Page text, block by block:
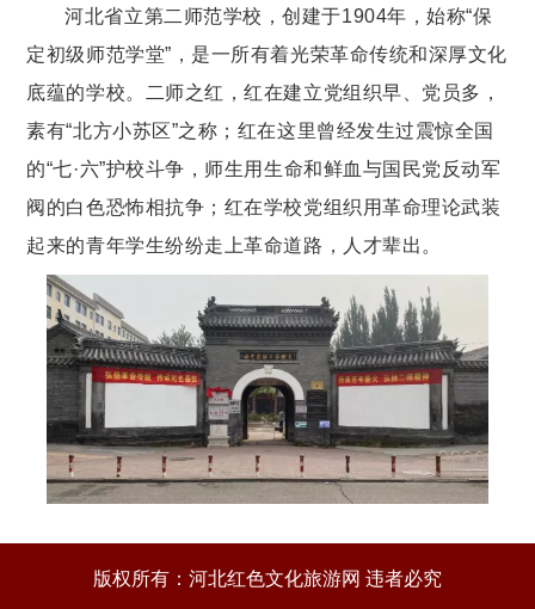
河北省立第二师范学校，创建于1904年，始称“保
定初级师范学堂”，是一所有着光荣革命传统和深厚文化
底蕴的学校。二师之红，红在建立党组织早、党员多，
素有“北方小苏区”之称；红在这里曾经发生过震惊全国
的“七·六”护校斗争，师生用生命和鲜血与国民党反动军
阀的白色恐怖相抗争；红在学校党组织用革命理论武装
起来的青年学生纷纷走上革命道路，人才辈出。
版权所有：河北红色文化旅游网 违者必究